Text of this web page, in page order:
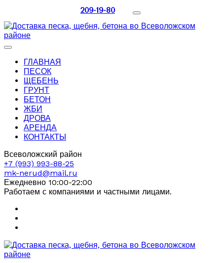
209-19-80
ГЛАВНАЯ
ПЕСОК
ЩЕБЕНЬ
ГРУНТ
БЕТОН
ЖБИ
ДРОВА
АРЕНДА
КОНТАКТЫ
Всеволожский район
+7 (993) 993-88-25
mk-nerud@mail.ru
Ежедневно 10:00-22:00
Работаем с компаниями и частными лицами.